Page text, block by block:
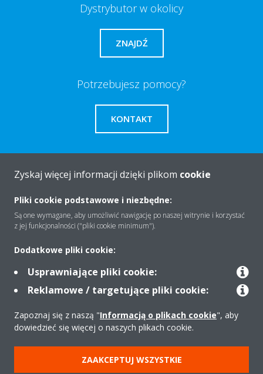
Dystrybutor w okolicy
ZNAJDŹ
Potrzebujesz pomocy?
KONTAKT
Rozwiązania
Kontakt
Produkty
Copyright © Daikin
Zyskaj więcej informacji dzięki plikom cookie
Pliki cookie podstawowe i niezbędne:
Są one wymagane, aby umożliwić nawigację po naszej witrynie i korzystać
z jej funkcjonalności ("pliki cookie minimum").
Dodatkowe pliki cookie:
Usprawniające pliki cookie:
Reklamowe / targetujące pliki cookie:
Zapoznaj się z naszą "Informacją o plikach cookie", aby
dowiedzieć się więcej o naszych plikach cookie.
ZAAKCEPTUJ WSZYSTKIE